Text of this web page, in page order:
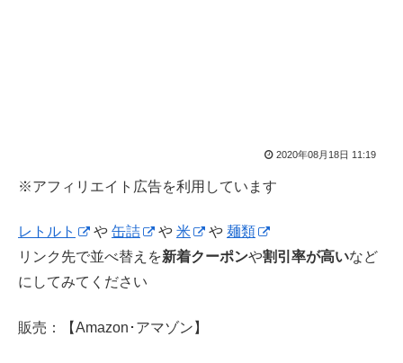
2020年08月18日 11:19
※アフィリエイト広告を利用しています
レトルト や 缶詰 や 米 や 麺類
リンク先で並べ替えを新着クーポンや割引率が高いなど
にしてみてください
販売：【Amazon･アマゾン】